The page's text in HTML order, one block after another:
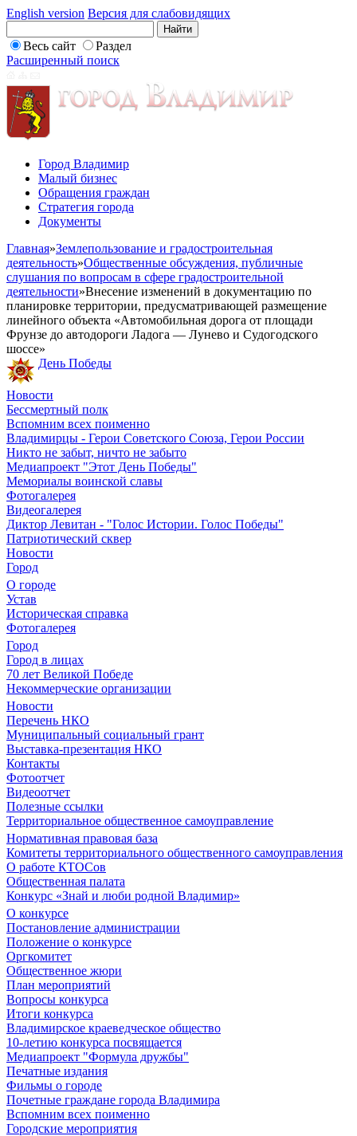
English version Версия для слабовидящих
Весь сайт
Раздел
Расширенный поиск
Город Владимир
Малый бизнес
Обращения граждан
Стратегия города
Документы
Главная»Землепользование и градостроительная
деятельность»Общественные обсуждения, публичные
слушания по вопросам в сфере градостроительной
деятельности»Внесение изменений в документацию по
планировке территории, предусматривающей размещение
линейного объекта «Автомобильная дорога от площади
Фрунзе до автодороги Ладога — Лунево и Судогодского
шоссе»
День Победы
Новости
Бессмертный полк
Вспомним всех поименно
Владимирцы - Герои Советского Союза, Герои России
Никто не забыт, ничто не забыто
Медиапроект "Этот День Победы"
Мемориалы воинской славы
Фотогалерея
Видеогалерея
Диктор Левитан - "Голос Истории. Голос Победы"
Патриотический сквер
Новости
Город
О городе
Устав
Историческая справка
Фотогалерея
Город
Город в лицах
70 лет Великой Победе
Некоммерческие организации
Новости
Перечень НКО
Муниципальный социальный грант
Выставка-презентация НКО
Контакты
Фотоотчет
Видеоотчет
Полезные ссылки
Территориальное общественное самоуправление
Нормативная правовая база
Комитеты территориального общественного самоуправления
О работе КТОСов
Общественная палата
Конкурс «Знай и люби родной Владимир»
О конкурсе
Постановление администрации
Положение о конкурсе
Оргкомитет
Общественное жюри
План мероприятий
Вопросы конкурса
Итоги конкурса
Владимирское краеведческое общество
10-летию конкурса посвящается
Медиапроект "Формула дружбы"
Печатные издания
Фильмы о городе
Почетные граждане города Владимира
Вспомним всех поименно
Городские мероприятия